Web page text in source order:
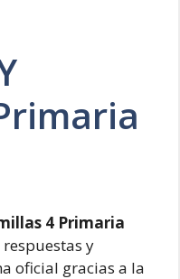
4 Primaria
y
oficial gracias a la